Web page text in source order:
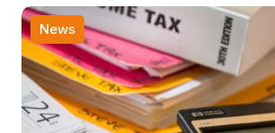
News